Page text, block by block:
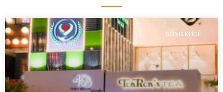
SỐNG KHOẺ